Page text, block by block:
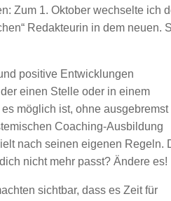
Zum 1. Oktober wechselte ich
Redakteurin in dem neuen.
positive Entwicklungen
einen Stelle oder in einem
möglich ist, ohne ausgebremst
Coaching-Ausbildung
nach seinen eigenen Regeln.
nicht mehr passt? Ändere es!
sichtbar, dass es Zeit für